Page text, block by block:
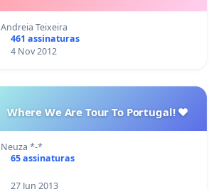
Andreia Teixeira
461 assinaturas
4 Nov 2012
Where We Are Tour To Portugal! ♥
Neuza *-*
65 assinaturas
27 Jun 2013